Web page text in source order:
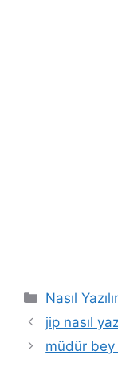
Kategoriler
Nasıl Yazılır
jip nasıl
müdür bey